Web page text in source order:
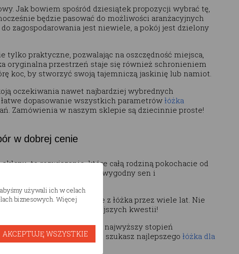
Jak bowiem spośród dziesiątek propozycji wybrać tę,
będzie pasować do możliwości aranżacyjnych
zagospodarowania jest niewiele, a pokój jest dzielony
tylko praktyczne, pozwalając na oszczędność miejsca,
oryginalna przestrzeń staje się również schronieniem
koc, by stworzyć swoją tajemniczą jaskinię lub namiot.
oczekiwania nawet najbardziej wybrednych
dopasowanie wszystkich parametrów łóżka
Zamówienia w naszym sklepie są dziecinnie proste!
w dobrej cenie
to rozwiązanie, które całą rodziną pokochacie od
zapewniają nie tylko wygodny sen i
każdego pokoju.
bezpieczne korzystanie z łóżka przez wiele lat. Nie
przecież jedną z najważniejszych kwestii!
testów, aby zapewnić najwyższy stopień
więc stwierdzić, że jeśli szukasz najlepszego łóżka dla
używali ich w celach
biznesowych. Więcej
AKCEPTUJĘ WSZYSTKIE